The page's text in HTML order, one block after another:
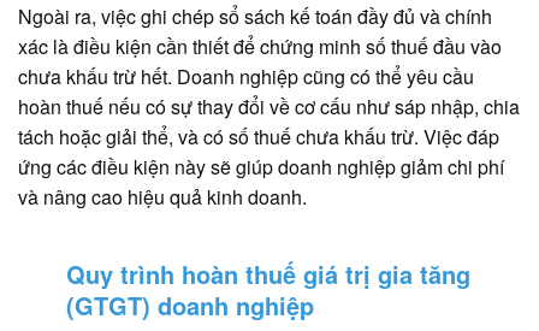
Ngoài ra, việc ghi chép sổ sách kế toán đầy đủ và chính
xác là điều kiện cần thiết để chứng minh số thuế đầu vào
chưa khấu trừ hết. Doanh nghiệp cũng có thể yêu cầu
hoàn thuế nếu có sự thay đổi về cơ cấu như sáp nhập, chia
tách hoặc giải thể, và có số thuế chưa khấu trừ. Việc đáp
ứng các điều kiện này sẽ giúp doanh nghiệp giảm chi phí
và nâng cao hiệu quả kinh doanh.
Quy trình hoàn thuế giá trị gia tăng
(GTGT) doanh nghiệp